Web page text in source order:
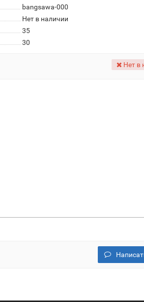
bangsawa-000
Нет в наличии
35
30
Нет в